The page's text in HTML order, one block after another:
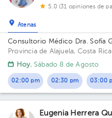
5.0 (31 opiniones de
Atenas
Consultorio Médico Dra. Sofía
Provincia de Alajuela, Costa Rica
CoopeAtenas . Atenas. Alajuela
Hoy, Sábado 8 de Agosto
02:00 pm 02:30 pm 03:00
Eugenia Herrera